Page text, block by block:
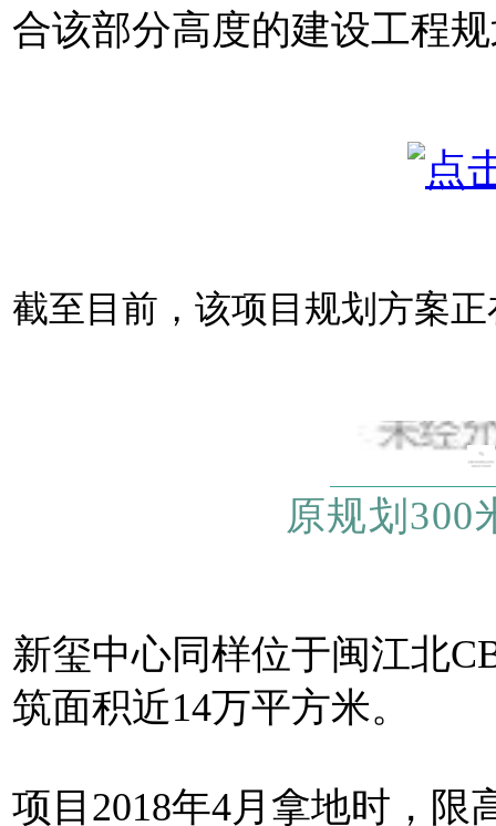
合该部分高度的建设工程
截至目前，该项目规划方案
原规划300
新玺中心同样位于闽江北
筑面积近14万平方米。
项目 2018年4月拿地时，限